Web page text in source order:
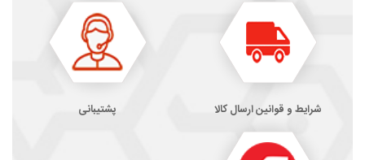
شرایط و قوانین ارسال کالا پشتیبانی